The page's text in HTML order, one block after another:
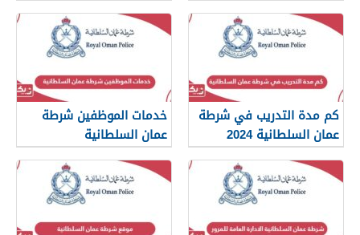
كم مدة التدريب في شرطة
عمان السلطانية 2024
خدمات الموظفين شرطة
عمان السلطانية